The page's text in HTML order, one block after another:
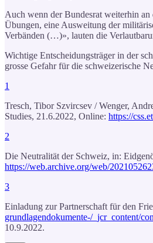
Auch wenn der Bundesrat weiterhin
Übungen, eine Ausweitung der
Verbänden (…)», lauten die
Wichtige Entscheidungsträger in der
grosse Gefahr für die schweizerische
1
Tresch, Tibor Szvircsev / Wenger,
Studies, 21.6.2022, Online: https://
2
Die Neutralität der Schweiz, in:
https://web.archive.org/web/
3
Einladung zur Partnerschaft für den
grundlagendokumente-/_jcr_content/
10.9.2022.